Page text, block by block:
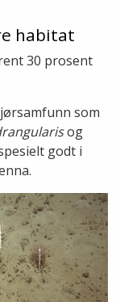
habitat
30 prosent
som
og
godt i